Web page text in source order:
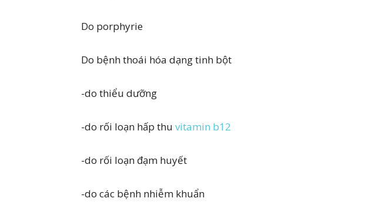
Do porphyrie
Do bệnh thoái hóa dạng tinh bột
-do thiểu dưỡng
-do rối loạn hấp thu vitamin b12
-do rối loạn đạm huyết
-do các bệnh nhiễm khuẩn